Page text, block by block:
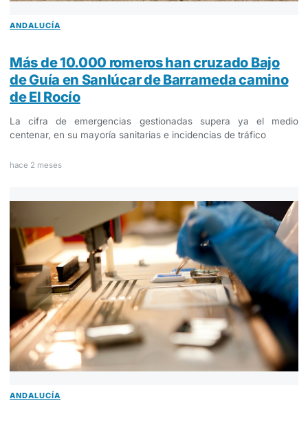
ANDALUCÍA
Más de 10.000 romeros han cruzado Bajo
de Guía en Sanlúcar de Barrameda camino
de El Rocío
La cifra de emergencias gestionadas supera ya el medio
centenar, en su mayoría sanitarias e incidencias de tráfico
hace 2 meses
ANDALUCÍA